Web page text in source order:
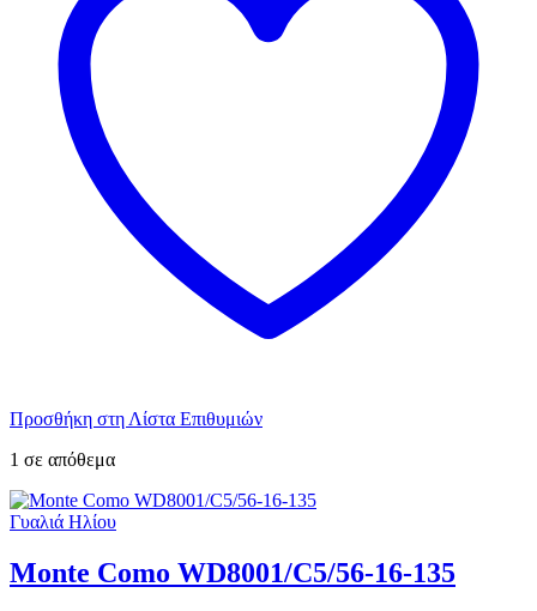
Προσθήκη στη Λίστα Επιθυμιών
1 σε απόθεμα
Γυαλιά Ηλίου
Monte Como WD8001/C5/56-16-135